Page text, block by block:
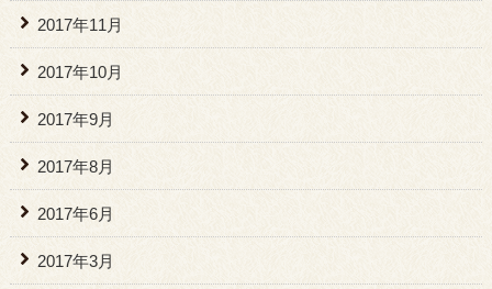
2017年11月
2017年10月
2017年9月
2017年8月
2017年6月
2017年3月